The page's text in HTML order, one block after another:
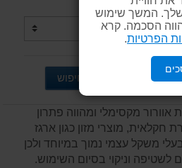
המשך שימוש
הסכמה. קרא
הפרטיות
חיפוש
מקסימלי ומהווה פתרון
חקלאית, מוצרי מזון כגון ארגז
משקל עצמי נמוך במיוחד ולכן
לשטיפה וניקוי בסיום השימוש.